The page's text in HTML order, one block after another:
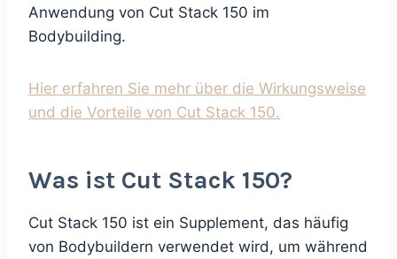
Anwendung von Cut Stack 150 im
Bodybuilding.
Hier erfahren Sie mehr über die Wirkungsweise
und die Vorteile von Cut Stack 150.
Was ist Cut Stack 150?
Cut Stack 150 ist ein Supplement, das häufig
von Bodybuildern verwendet wird, um während